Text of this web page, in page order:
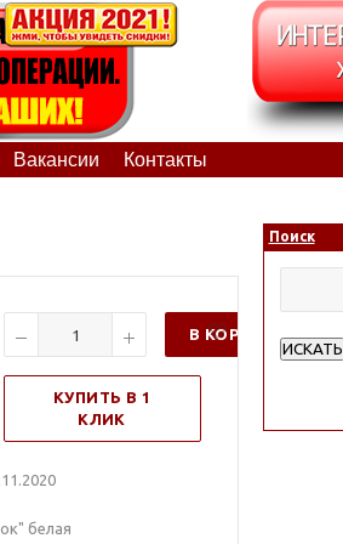
Вакансии Контакты
В КОРЗИНУ
КУПИТЬ В 1
КЛИК
белая
Поиск
ИСКАТЬ